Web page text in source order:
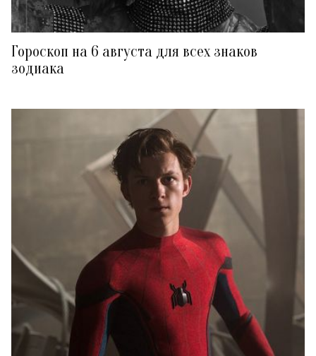
Гороскоп на 6 августа для всех знаков
зодиака